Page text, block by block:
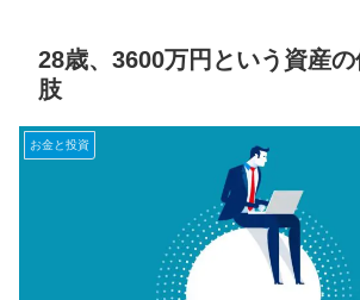
28歳、3600万円という資産
肢
お金と投資